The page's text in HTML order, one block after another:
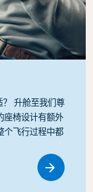
？ 升舱至我们尊
座椅设计有额外
个飞行过程中都